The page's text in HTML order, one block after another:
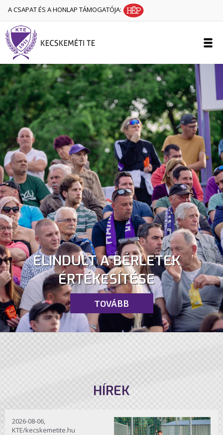
A CSAPAT ÉS A HONLAP TÁMOGATÓJA:
ELINDULT A BÉRLETEK
ÉRTÉKESÍTÉSE
TOVÁBB
HÍREK
2026-08-06,
KTE/kecskemetite.hu